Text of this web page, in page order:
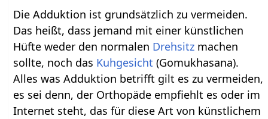
Die Adduktion ist grundsätzlich zu vermeiden.
Das heißt, dass jemand mit einer künstlichen
Hüfte weder den normalen Drehsitz machen
sollte, noch das Kuhgesicht (Gomukhasana).
Alles was Adduktion betrifft gilt es zu vermeiden,
es sei denn, der Orthopäde empfiehlt es oder im
Internet steht, das für diese Art von künstlichem